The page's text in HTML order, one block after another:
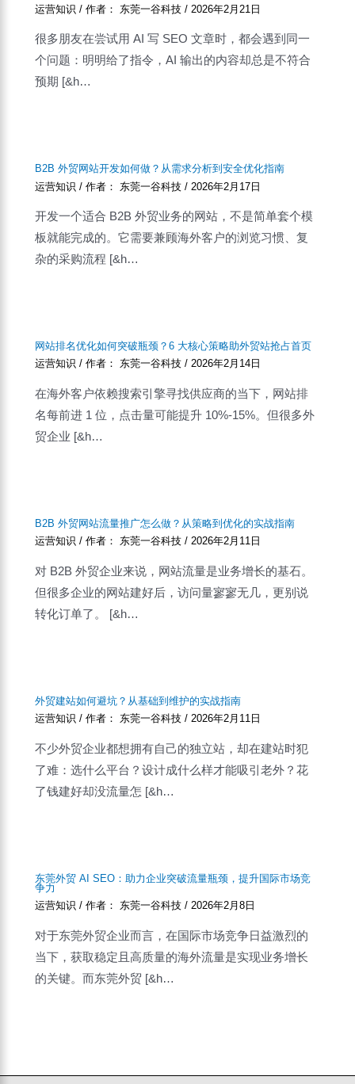
运营知识 / 作者： 东莞一谷科技/ 2026年2月21日
很多朋友在尝试用 AI 写 SEO 文章时，都会遇到同一
个问题：明明给了指令，AI 输出的内容却总是不符合
预期 [&h…
B2B 外贸网站开发如何做？从需求分析到安全优化指南
运营知识 / 作者： 东莞一谷科技/ 2026年2月17日
开发一个适合 B2B 外贸业务的网站，不是简单套个模
板就能完成的。它需要兼顾海外客户的浏览习惯、复
杂的采购流程 [&h…
网站排名优化如何突破瓶颈？6 大核心策略助外贸站抢占首页
运营知识 / 作者： 东莞一谷科技/2026年2月14日
在海外客户依赖搜索引擎寻找供应商的当下，网站排
名每前进 1 位，点击量可能提升 10%-15%。但很多外
贸企业 [&h…
B2B 外贸网站流量推广怎么做？从策略到优化的实战指南
运营知识 / 作者： 东莞一谷科技/2026年2月11日
对 B2B 外贸企业来说，网站流量是业务增长的基石。
但很多企业的网站建好后，访问量寥寥无几，更别说
转化订单了。 [&h…
外贸建站如何避坑？从基础到维护的实战指南
运营知识 / 作者： 东莞一谷科技/2026年2月11日
不少外贸企业都想拥有自己的独立站，却在建站时犯
了难：选什么平台？设计成什么样才能吸引老外？花
了钱建好却没流量怎 [&h…
东莞外贸 AI SEO：助力企业突破流量瓶颈，提升国际市场竞
争力
运营知识 / 作者： 东莞一谷科技/2026年2月8日
对于东莞外贸企业而言，在国际市场竞争日益激烈的
当下，获取稳定且高质量的海外流量是实现业务增长
的关键。而东莞外贸 [&h…